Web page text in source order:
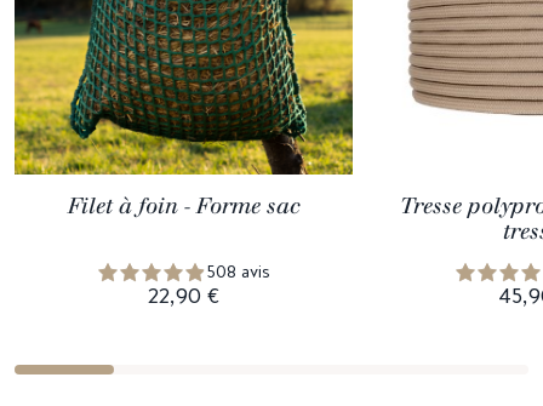
Filet à foin - Forme sac
508 avis
22,90 €
Tresse